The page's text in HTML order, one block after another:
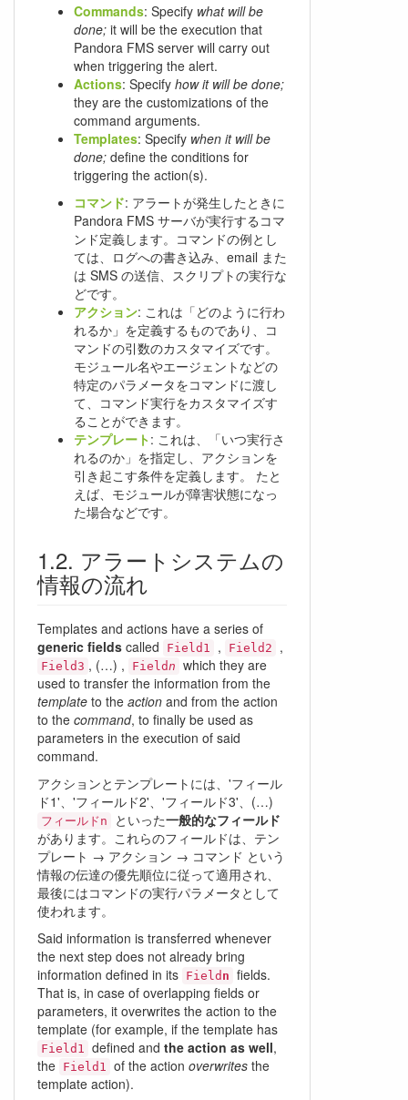
Commands: Specify what will be
done; it will be the execution that
Pandora FMS server will carry out
when triggering the alert.
Actions: Specify how it will be done;
they are the customizations of the
command arguments.
Templates: Specify when it will be
done; define the conditions for
triggering the action(s).
コマンド: アラートが発生したときに
Pandora FMS サーバが実行するコマ
ンド定義します。コマンドの例とし
ては、ログへの書き込み、email また
は SMS の送信、スクリプトの実行な
どです。
アクション: これは「どのように行わ
れるか」を定義するものであり、コ
マンドの引数のカスタマイズです。
モジュール名やエージェントなどの
特定のパラメータをコマンドに渡し
て、コマンド実行をカスタマイズす
ることができます。
テンプレート: これは、「いつ実行さ
れるのか」を指定し、アクションを
引き起こす条件を定義します。 たと
えば、モジュールが障害状態になっ
た場合などです。
アラートシステムの
情報の流れ
Templates and actions have a series of
generic fields called Field1 , Field2 ,
Field3 , (…) , Fieldn which they are
used to transfer the information from the
template to the action and from the action
to the command, to finally be used as
parameters in the execution of said
command.
アクションとテンプレートには、'フィール
ド1'、'フィールド2'、'フィールド3'、(…)
フィールドn といった一般的なフィールド
があります。これらのフィールドは、テン
プレート → アクション → コマンド という
情報の伝達の優先順位に従って適用され、
最後にはコマンドの実行パラメータとして
使われます。
Said information is transferred whenever
the next step does not already bring
information defined in its Field n fields.
That is, in case of overlapping fields or
parameters, it overwrites the action to the
template (for example, if the template has
Field1 defined and the action as well,
the Field1 of the action overwrites the
template action).